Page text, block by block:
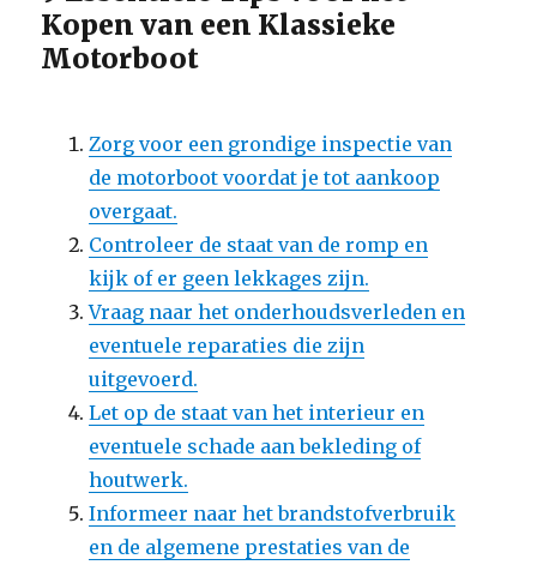
Kopen van een Klassieke
Motorboot
Zorg voor een grondige inspectie van
de motorboot voordat je tot aankoop
overgaat.
Controleer de staat van de romp en
kijk of er geen lekkages zijn.
Vraag naar het onderhoudsverleden en
eventuele reparaties die zijn
uitgevoerd.
Let op de staat van het interieur en
eventuele schade aan bekleding of
houtwerk.
Informeer naar het brandstofverbruik
en de algemene prestaties van de